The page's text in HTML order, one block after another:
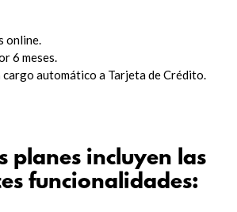
online.
6 meses.
cargo automático a Tarjeta de Crédito.
planes incluyen las
funcionalidades: